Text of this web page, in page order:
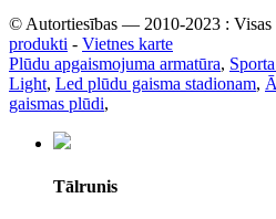
© Autortiesības — 2010-2023 : Visas
produkti - Vietnes karte
Plūdu apgaismojuma armatūra,
Light, Led plūdu gaisma stadionam,
gaismas plūdi,
Tālrunis